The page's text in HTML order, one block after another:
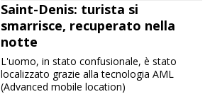
Saint-Denis: turista si
smarrisce, recuperato nella
notte
L'uomo, in stato confusionale, è stato
localizzato grazie alla tecnologia AML
(Advanced mobile location)